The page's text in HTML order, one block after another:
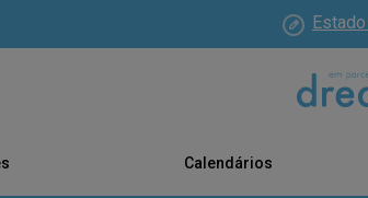
Calendários